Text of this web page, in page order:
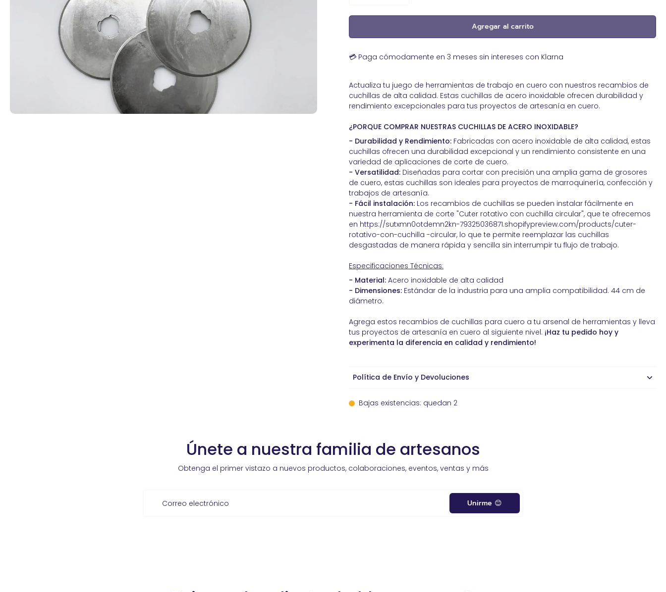
Cintas textiles para asas y cinturones
Cordelería para Manualidades.
Cremalleras y Cursores de YKK
Fornituras de plástico
Forros y Refuerzos
Hebillas y Tornillos para cinturones ó
Hebillas Reguladoras de Cinta
Hilos para coser: Encerado, Tireta y
Poliamida para maquina.
Martillo de teflón con mango de
madera para trabajos de artesanía
Ofertas Oferta Kits Básicos para
Trabajar el Cuero
Rulo macizo prensabordes
Remachadora de bolsillo
Sacabocados de golpe de 4 boquillas
Tokolone- Goma tragacantos
Troqueles para Broches, Remaches y
Ollaos
Piel de becerro
Nobuk Hidrofugado de Calidad
Marroquinería Artesanal
Spray impermeabilizante piel
Tapicería de Automoción
Tapicería Náutica
Agregar al carrito
💳 Paga cómodamente en 3 meses sin intereses con Klarna
Actualiza tu juego de herramientas de trabajo en cuero con nuestros recambios de
cuchillas de alta calidad. Estas cuchillas de acero inoxidable ofrecen durabilidad y
rendimiento excepcionales para tus proyectos de artesanía en cuero.
¿PORQUE COMPRAR NUESTRAS CUCHILLAS DE ACERO INOXIDABLE?
- Durabilidad y Rendimiento: Fabricadas con acero inoxidable de alta calidad, estas
cuchillas ofrecen una durabilidad excepcional y un rendimiento consistente en una
variedad de aplicaciones de corte de cuero.
- Versatilidad: Diseñadas para cortar con precisión una amplia gama de grosores
de cuero, estas cuchillas son ideales para proyectos de marroquinería, confección y
trabajos de artesanía.
- Fácil instalación: Los recambios de cuchillas se pueden instalar fácilmente en
nuestra herramienta de corte "Cuter rotativo con cuchilla circular", que te ofrecemos
en https://sutxmn0otdemn2kn-79325036871.shopifypreview.com/products/cuter-
rotativo-con-cuchilla -circular, lo que te permite reemplazar las cuchillas
desgastadas de manera rápida y sencilla sin interrumpir tu flujo de trabajo.
Especificaciones Técnicas:
- Material: Acero inoxidable de alta calidad
- Dimensiones: Estándar de la industria para una amplia compatibilidad. 44 cm de
diámetro.
Agrega estos recambios de cuchillas para cuero a tu arsenal de herramientas y lleva
tus proyectos de artesanía en cuero al siguiente nivel. ¡Haz tu pedido hoy y
experimenta la diferencia en calidad y rendimiento!
Política de Envío y Devoluciones
Bajas existencias: quedan 2
Únete a nuestra familia de artesanos
Obtenga el primer vistazo a nuevos productos, colaboraciones, eventos, ventas y más
Correo electrónico Unirme 😊